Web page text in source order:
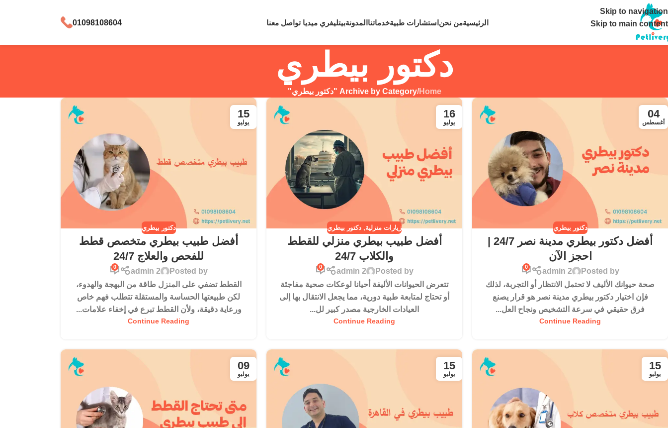
Skip to navigation
Skip to main content
الرئيسيةمن نحن استشارات طبيةخدماتنا المدونةبيتليفري ميدياتواصل معنا 01098108604
دكتور بيطري
Home
/Archive by Category "دكتور بيطري"
04
أغسطس
دكتور بيطري
أفضل دكتور بيطري مدينة نصر 24/7 |
احجز الآن
Posted by
admin 2
0
صحة حيوانك الأليف لا تحتمل الانتظار أو التجربة، لذلك
فإن اختيار دكتور بيطري مدينة نصر هو قرار يصنع
فرق حقيقي في سرعة التشخيص ونجاح العل...
Continue Reading
16
يوليو
زيارات منزلية, دكتور بيطري
أفضل طبيب بيطري منزلي للقطط
والكلاب 24/7
Posted by
admin 2
0
تتعرض الحيوانات الأليفة أحيانا لوعكات صحية مفاجئة
أو تحتاج لمتابعة طبية دورية، مما يجعل الانتقال بها إلى
العيادات الخارجية مصدر كبير لل...
Continue Reading
15
يوليو
دكتور بيطري
أفضل طبيب بيطري متخصص قطط
للفحص والعلاج 24/7
Posted by
admin 2
0
القطط تضفي على المنزل طاقة من البهجة والهدوء،
لكن طبيعتها الحساسة والمستقلة تتطلب فهم خاص
ورعاية دقيقة، ولأن القطط تبرع في إخفاء علامات...
Continue Reading
15
يوليو
15
يوليو
09
يوليو